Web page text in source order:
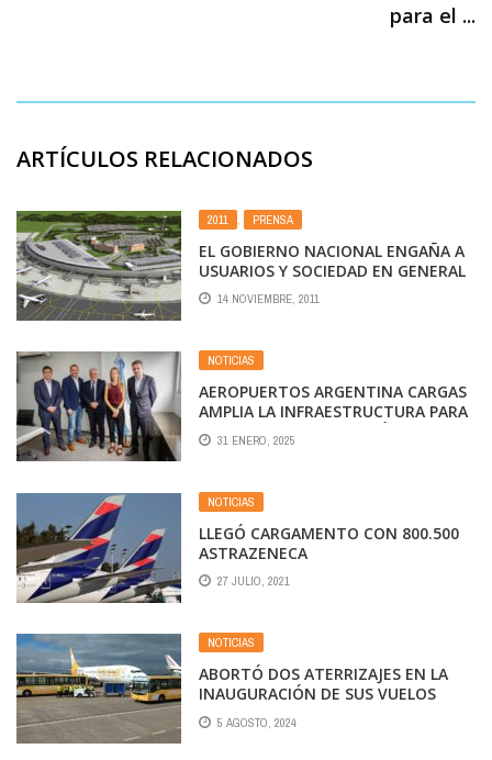
para el ...
ARTÍCULOS RELACIONADOS
2011 , PRENSA
EL GOBIERNO NACIONAL ENGAÑA A
USUARIOS Y SOCIEDAD EN GENERAL
14 NOVIEMBRE, 2011
NOTICIAS
AEROPUERTOS ARGENTINA CARGAS
AMPLIA LA INFRAESTRUCTURA PARA
COURIER DE IMPORTACIÓN CON
UNA INVERSIÓN APROXIMADA DE 6
31 ENERO, 2025
NOTICIAS
LLEGÓ CARGAMENTO CON 800.500
ASTRAZENECA
27 JULIO, 2021
NOTICIAS
ABORTÓ DOS ATERRIZAJES EN LA
INAUGURACIÓN DE SUS VUELOS
ENTRE EL CALAFATE Y USHUAIA
5 AGOSTO, 2024